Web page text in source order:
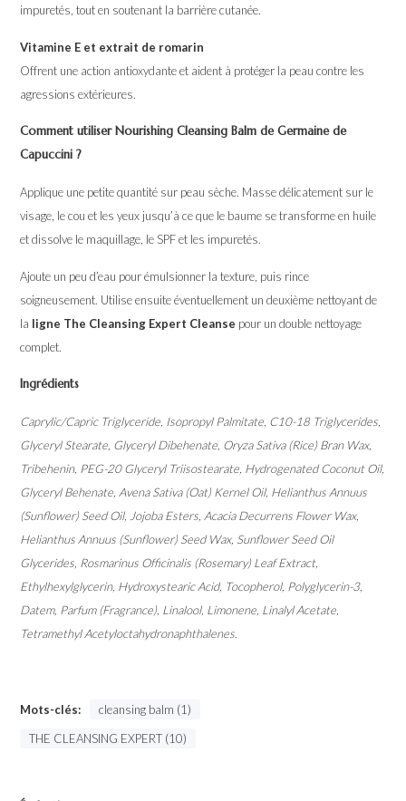
impuretés, tout en soutenant la barrière cutanée.
Vitamine E et extrait de romarin
Offrent une action antioxydante et aident à protéger la peau contre les
agressions extérieures.
Comment utiliser Nourishing Cleansing Balm de Germaine de
Capuccini ?
Applique une petite quantité sur peau sèche. Masse délicatement sur le
visage, le cou et les yeux jusqu’à ce que le baume se transforme en huile
et dissolve le maquillage, le SPF et les impuretés.
Ajoute un peu d’eau pour émulsionner la texture, puis rince
soigneusement. Utilise ensuite éventuellement un deuxième nettoyant de
la ligne The Cleansing Expert Cleanse pour un double nettoyage
complet.
Ingrédients
Caprylic/Capric Triglyceride, Isopropyl Palmitate, C10-18 Triglycerides,
Glyceryl Stearate, Glyceryl Dibehenate, Oryza Sativa (Rice) Bran Wax,
Tribehenin, PEG-20 Glyceryl Triisostearate, Hydrogenated Coconut Oil,
Glyceryl Behenate, Avena Sativa (Oat) Kernel Oil, Helianthus Annuus
(Sunflower) Seed Oil, Jojoba Esters, Acacia Decurrens Flower Wax,
Helianthus Annuus (Sunflower) Seed Wax, Sunflower Seed Oil
Glycerides, Rosmarinus Officinalis (Rosemary) Leaf Extract,
Ethylhexylglycerin, Hydroxystearic Acid, Tocopherol, Polyglycerin-3,
Datem, Parfum (Fragrance), Linalool, Limonene, Linalyl Acetate,
Tetramethyl Acetyloctahydronaphthalenes.
Mots-clés:
cleansing balm (1)
THE CLEANSING EXPERT (10)